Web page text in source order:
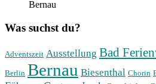
Bernau
Was suchst du?
Adventszeit Ausstellung Bad
Berlin Bernau Biesenthal Chorin